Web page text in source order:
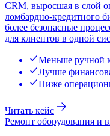
CRM, выросшая в слой
ломбардно-кредитного
более безопасные
для клиентов в одной
Меньше ручной
Лучше
Ниже
Читать кейс
Ремонт оборудования и